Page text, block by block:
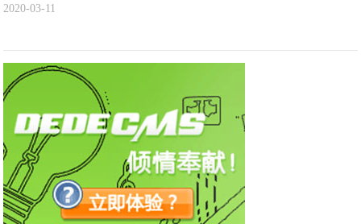
2020-03-11